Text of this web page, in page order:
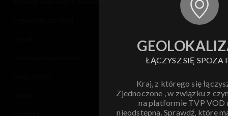
ŁĄCZYSZ SIĘ SPOZA
Kraj, z którego się
Zjednoczone , w związku z
na platformie TVP VOD
nieodstępna. Sprawdź, które